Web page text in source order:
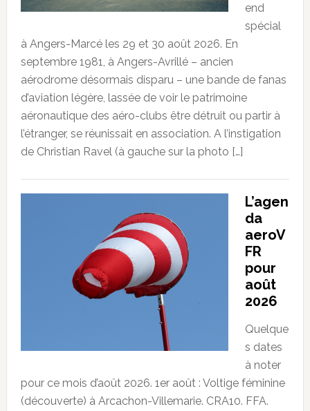
end
spécial
à Angers-Marcé les 29 et 30 août 2026. En
septembre 1981, à Angers-Avrillé – ancien
aérodrome désormais disparu – une bande de fanas
d’aviation légère, lassée de voir le patrimoine
aéronautique des aéro-clubs être détruit ou partir à
l’étranger, se réunissait en association. A l’instigation
de Christian Ravel (à gauche sur la photo […]
L’agen
da
aeroV
FR
pour
août
2026
Quelque
s dates
à noter
pour ce mois d’août 2026. 1er août : Voltige féminine
(découverte) à Arcachon-Villemarie. CRA10. FFA.